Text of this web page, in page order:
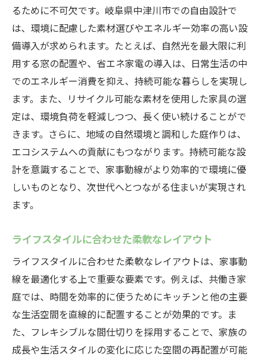
るために不可欠です。岐阜県中津川市での自由設計で
は、環境に配慮した素材選びやエネルギー効率の高い設
備導入が求められます。たとえば、自然光を最大限に利
用する窓の配置や、省エネ家電の導入は、日常生活の中
でのエネルギー消費を抑え、持続可能な暮らしを実現し
ます。また、リサイクル可能な素材を使用した家具の選
定は、環境負荷を軽減しつつ、長く使い続けることがで
きます。さらに、地域の自然環境と調和した庭作りは、
エコシステムへの貢献にもつながります。持続可能な設
計を意識することで、家事動線がより効率的で環境に優
しいものとなり、次世代へとつながる住まいが実現され
ます。
ライフスタイルに合わせた柔軟なレイアウト
ライフスタイルに合わせた柔軟なレイアウトは、家事動
線を最適化する上で重要な要素です。例えば、共働き家
庭では、時間を効率的に使うためにキッチンと他の主要
な生活空間を直線的に配置することが効果的です。ま
た、フレキシブルな間仕切りを採用することで、家族の
成長や生活スタイルの変化に応じた空間の再配置が可能